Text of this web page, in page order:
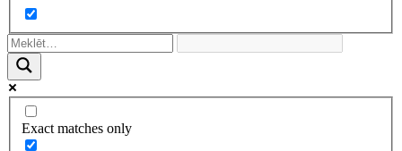
Exact matches only